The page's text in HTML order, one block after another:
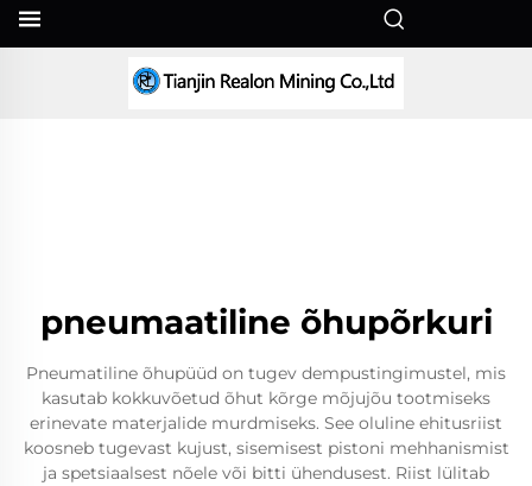
pneumaatiline õhupõrkuri
Pneumatiline õhupüüd on tugev dempustingimustel, mis
kasutab kokkuvõetud õhut kõrge mõjujõu tootmiseks
erinevate materjalide murdmiseks. See oluline ehitusriist
koosneb tugevast kujust, sisemisest pistoni mehhanismist
ja spetsiaalsest nõele või bitti ühendusest. Riist lülitab